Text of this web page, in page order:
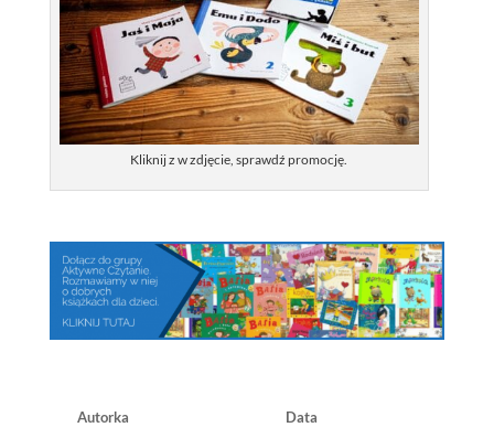
Kliknij z w zdjęcie, sprawdź promocję.
Autorka
Data